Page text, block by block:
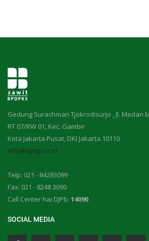
Gedung Surachman Tjokrodisurjo , Jl. Medan
RT 07/RW 01, Kec. Gambir
Kota Jakarta Pusat, DKI Jakarta 10110
info@bpdp.or.id
Telp: 021 - 84283099
Fax: 021 - 8248 3090
Call Center hai DJPb: 14090
SOCIAL MEDIA